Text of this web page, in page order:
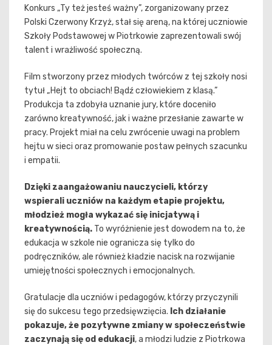
Konkurs „Ty też jesteś ważny”, zorganizowany przez
Polski Czerwony Krzyż, stał się areną, na której uczniowie
Szkoły Podstawowej w Piotrkowie zaprezentowali swój
talent i wrażliwość społeczną.
Film stworzony przez młodych twórców z tej szkoły nosi
tytuł „Hejt to obciach! Bądź człowiekiem z klasą.”
Produkcja ta zdobyła uznanie jury, które doceniło
zarówno kreatywność, jak i ważne przesłanie zawarte w
pracy. Projekt miał na celu zwrócenie uwagi na problem
hejtu w sieci oraz promowanie postaw pełnych szacunku
i empatii.
Dzięki zaangażowaniu nauczycieli, którzy
wspierali uczniów na każdym etapie projektu,
młodzież mogła wykazać się inicjatywą i
kreatywnością. To wyróżnienie jest dowodem na to, że
edukacja w szkole nie ogranicza się tylko do
podręczników, ale również kładzie nacisk na rozwijanie
umiejętności społecznych i emocjonalnych.
Gratulacje dla uczniów i pedagogów, którzy przyczynili
się do sukcesu tego przedsięwzięcia. Ich działanie
pokazuje, że pozytywne zmiany w społeczeństwie
zaczynają się od edukacji, a młodzi ludzie z Piotrkowa